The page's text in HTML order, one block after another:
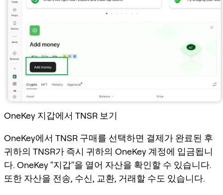
OneKey 지갑에서 TNSR 보기
OneKey에서 TNSR 구매를 선택하면 결제가 완료된 후
귀하의 TNSR가 즉시 귀하의 OneKey 계정에 입금됩니
다. OneKey "지갑"을 열어 자산을 확인할 수 있습니다.
또한 자산을 전송, 수신, 교환, 거래할 수도 있습니다.